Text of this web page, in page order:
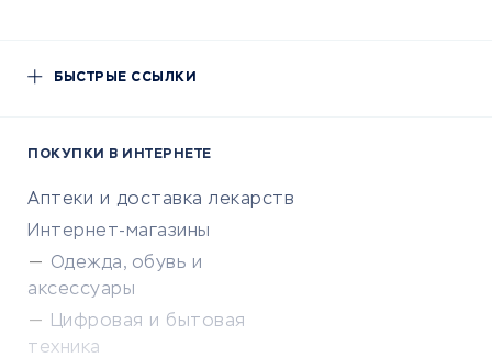
БЫСТРЫЕ ССЫЛКИ
ПОКУПКИ В ИНТЕРНЕТЕ
Аптеки и доставка лекарств
Интернет-магазины
Одежда, обувь и
аксессуары
Цифровая и бытовая
техника